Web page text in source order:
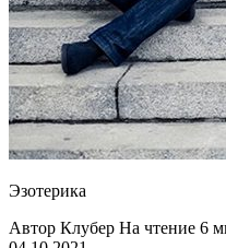
Эзотерика
Автор Клубер На чтение 6